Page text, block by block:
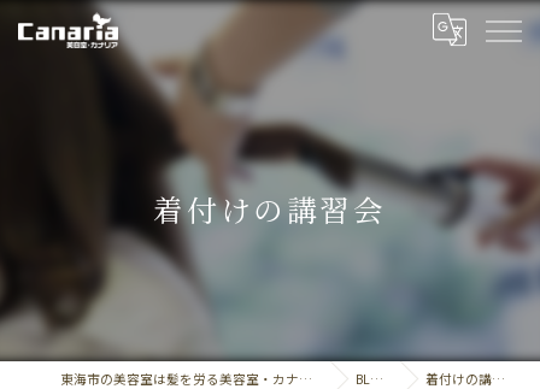
着付けの講習会
東海市の美容室は髪を労る美容室・カナリア BLOG 着付けの講習会